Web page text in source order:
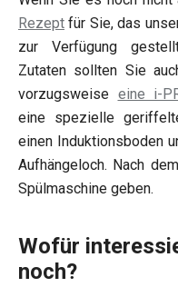
Rezept für Sie, das
zur Verfügung
Zutaten sollten Sie
vorzugsweise eine i-
eine spezielle
einen Induktionsboden
Aufhängeloch. Nach
Spülmaschine geben.
Wofür
noch?